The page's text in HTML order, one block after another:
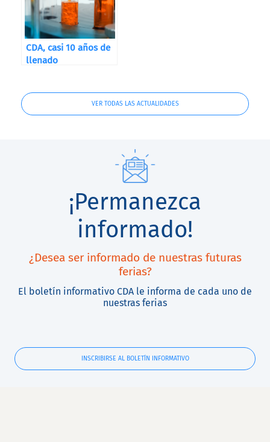
CDA, casi 10 años de
llenado
VER TODAS LAS ACTUALIDADES
¡Permanezca
informado!
¿Desea ser informado de nuestras futuras
ferias?
El boletín informativo CDA le informa de cada uno de
nuestras ferias
INSCRIBIRSE AL BOLETÍN INFORMATIVO